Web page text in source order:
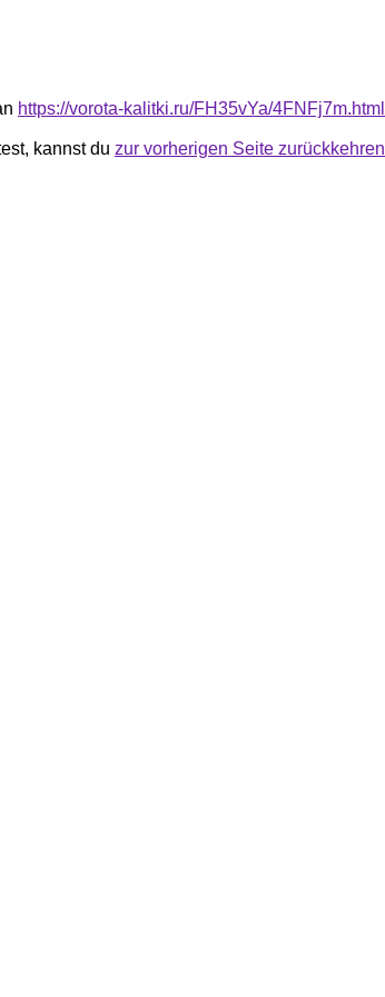
https://vorota-kalitki.ru/FH35vYa/4FNFj7m.html
kannst du zur vorherigen Seite zurückkehren